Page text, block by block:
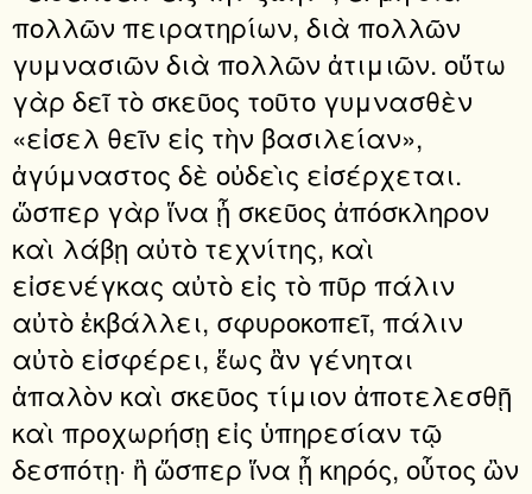
πολλῶν πειρατηρίων, διὰ πολλῶν
γυμνασιῶν διὰ πολλῶν ἀτιμιῶν. οὕτω
γὰρ δεῖ τὸ σκεῦος τοῦτο γυμνασθὲν
«εἰσελ θεῖν εἰς τὴν βασιλείαν»,
ἀγύμναστος δὲ οὐδεὶς εἰσέρχεται.
ὥσπερ γὰρ ἵνα ᾖ σκεῦος ἀπόσκληρον
καὶ λάβῃ αὐτὸ τεχνίτης, καὶ
εἰσενέγκας αὐτὸ εἰς τὸ πῦρ πάλιν
αὐτὸ ἐκβάλλει, σφυροκοπεῖ, πάλιν
αὐτὸ εἰσφέρει, ἕως ἂν γένηται
ἁπαλὸν καὶ σκεῦος τίμιον ἀποτελεσθῇ
καὶ προχωρήσῃ εἰς ὑπηρεσίαν τῷ
δεσπότῃ· ἢ ὥσπερ ἵνα ᾖ κηρός, οὗτος ὢν